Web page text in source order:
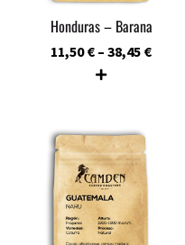
Honduras – Barana
11,50€ – 38,45 €